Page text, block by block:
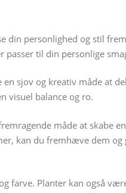
din personlighed og stil
passer til din personlige
sjov og kreativ måde at
visuel balance og ro.
måde at skabe
kan du fremhæve dem
farve. Planter kan også